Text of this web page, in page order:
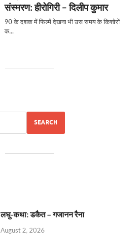
SEARCH
लघु-कथा: डकैत – गजानन रैना
August 2, 2026